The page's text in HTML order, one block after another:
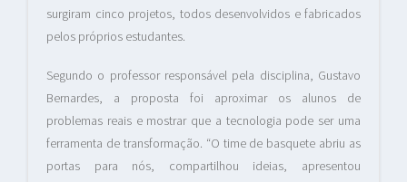
surgiram cinco projetos, todos desenvolvidos e fabricados
pelos próprios estudantes.
Segundo o professor responsável pela disciplina, Gustavo
Bernardes, a proposta foi aproximar os alunos de
problemas reais e mostrar que a tecnologia pode ser uma
ferramenta de transformação. “O time de basquete abriu as
portas para nós, compartilhou ideias, apresentou